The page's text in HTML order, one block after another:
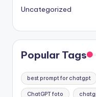
Uncategorized
Popular Tags
best prompt for chatgpt
ChatGPT foto